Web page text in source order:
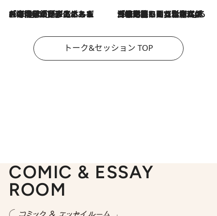
2026.8.3
「今後値上げがあるとすれば…」「リスクがあるのは今年の冬」エネルギー専門家が語る、ホルムズ海峡封鎖が家庭にもたらす“ある心配” 2026.8.3
「住宅建てられない…」「サーチャージ料の高値が続いている」ホルムズ海峡封鎖による影響はいつまで続く？《エネルギー専門家に聞く“どうなる日本の暮らし”》
トーク&セッション TOP
COMIC & ESSAY
ROOM